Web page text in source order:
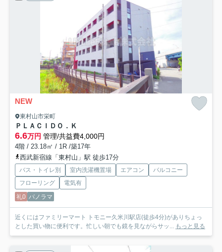
NEW
東村山市栄町
ＰＬＡＣＩＤＯ．Ｋ
6.6万円 管理/共益費4,000円
4階 / 23.18㎡ / 1R /築17年
西武新宿線「東村山」駅 徒歩17分
バス・トイレ別 室内洗濯機置場 エアコン
バルコニー
フローリング
電気有
礼0 パノラマ
近くにはファミリーマート トモニー久米川駅店(徒歩4分)がありちょっ
とした買い物に便利です。忙しい朝でも鏡を見ながらサッ... もっと見る